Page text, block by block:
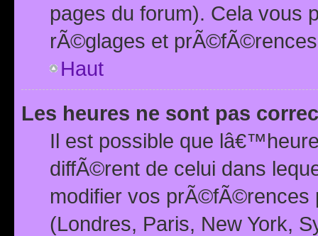
pages du forum). Cela vous
rÃ©glages et
Haut
Les heures ne sont pas
Il est possible que
diffÃ©rent de celui dans
modifier vos prÃ©fÃ©rences
(Londres, Paris, New York,